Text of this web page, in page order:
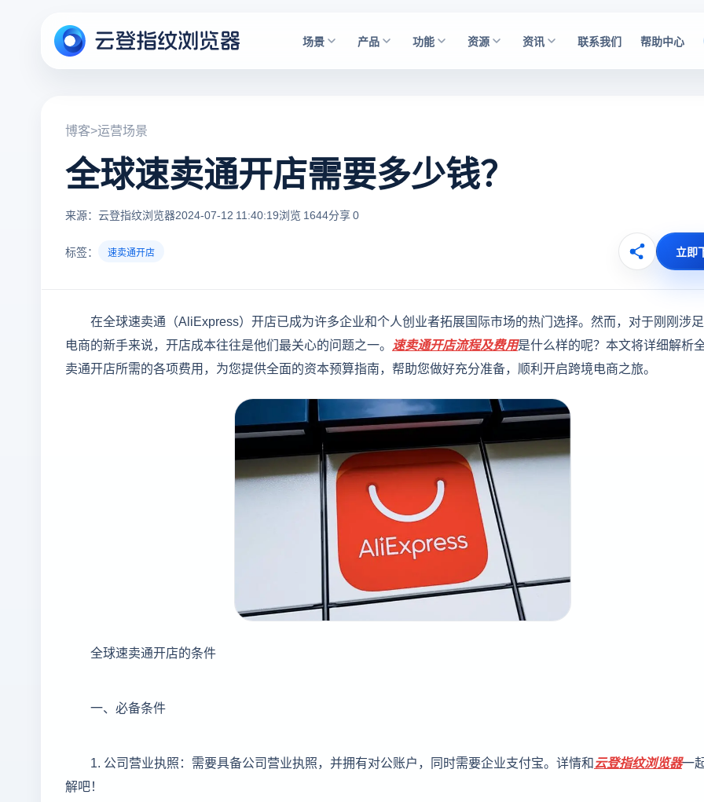
场景 产品 功能 资源 资讯 联系我们 帮助中心
博客>运营场景
全球速卖通开店需要多少钱？
来源：云登指纹浏览器2024-07-12 11:40:19浏览 1644分享 0
标签： 速卖通开店 立即
在全球速卖通（AliExpress）开店已成为许多企业和个人创业者拓展国际市场的热门选择。然而，对于刚刚涉
电商的新手来说，开店成本往往是他们最关心的问题之一。 速卖通开店流程及费用是什么样的呢？本文将详细解析
卖通开店所需的各项费用，为您提供全面的资本预算指南，帮助您做好充分准备，顺利开启跨境电商之旅。
全球速卖通开店的条件
一、必备条件
1. 公司营业执照：需要具备公司营业执照，并拥有对公账户，同时需要企业支付宝。详情和云登指纹浏览器一
解吧！